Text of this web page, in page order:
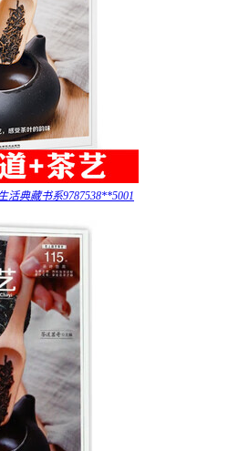
活典藏书系9787538**5001